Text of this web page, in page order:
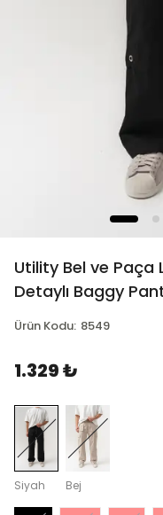
Utility Bel ve Paça
Detaylı Baggy
Ürün Kodu: 8549
1.329 ₺
Siyah Bej